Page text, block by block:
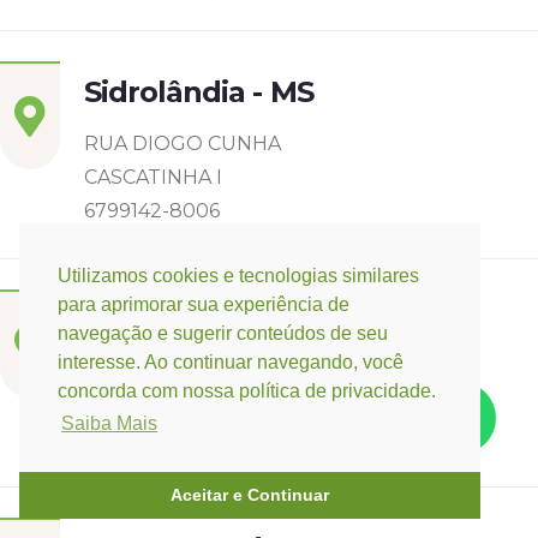
Utilizamos cookies e tecnologias similares
para aprimorar sua experiência de
navegação e sugerir conteúdos de seu
interesse. Ao continuar navegando, você
concorda com nossa política de privacidade.
Saiba Mais
Aceitar e Continuar
Sidrolândia - MS
RUA DIOGO CUNHA
CASCATINHA I
6799142-8006
Três Lagoas - MS
Rua Eurídice Chagas Cruz, 2675
Centro
(67) 9 9249-5406